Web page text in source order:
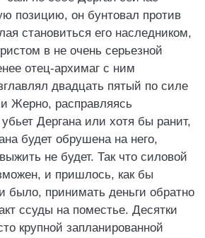
позицию, он бунтовал против
становиться его наследником,
в не очень серьезной
отец-архимаг с ним
двадцать пятый по силе
Жерно, расправляясь
Дергана или хотя бы ранит,
будет обрушена на него,
не будет. Так что силовой
и пришлось, как бы
было, принимать деньги обратно
ссуды на поместье. Десятки
крупной запланированной